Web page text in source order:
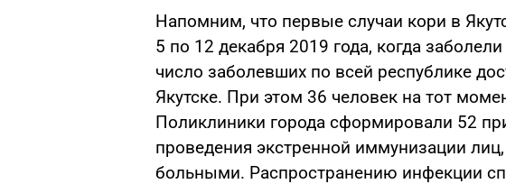
Напомним, что первые случаи кори в
5 по 12 декабря 2019 года, когда
число заболевших по всей республике
Якутске. При этом 36 человек на тот
Поликлиники города сформировали 52
проведения экстренной иммунизации
больными. Распространению инфекции